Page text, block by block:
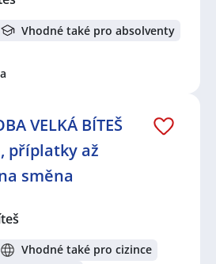
Vhodné také pro absolventy
VELKÁ BÍTEŠ
příplatky až
směna
Vhodné také pro cizince